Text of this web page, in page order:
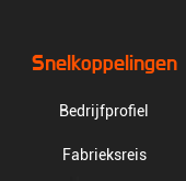
Snelkoppelingen
Bedrijfprofiel
Fabrieksreis